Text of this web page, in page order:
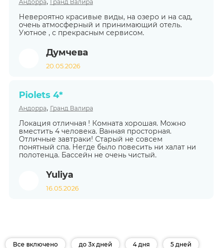
Андорра Гранд Валира
Невероятно красивые виды, на озеро и на сад,
очень атмосферный и принимающий отель.
Уютное , с прекрасным сервисом.
Думчева
20.05.2026
Piolets 4*
Андорра, Гранд Валира
Локация отличная ! Комната хорошая. Можно
вместить 4 человека. Ванная просторная.
Отличные завтраки! Старый не совсем
понятный спа. Негде было повесить ни халат ни
полотенца. Бассейн не очень чистый.
Yuliya
16.05.2026
Все включено до 3х дней 4 дня 5 дней